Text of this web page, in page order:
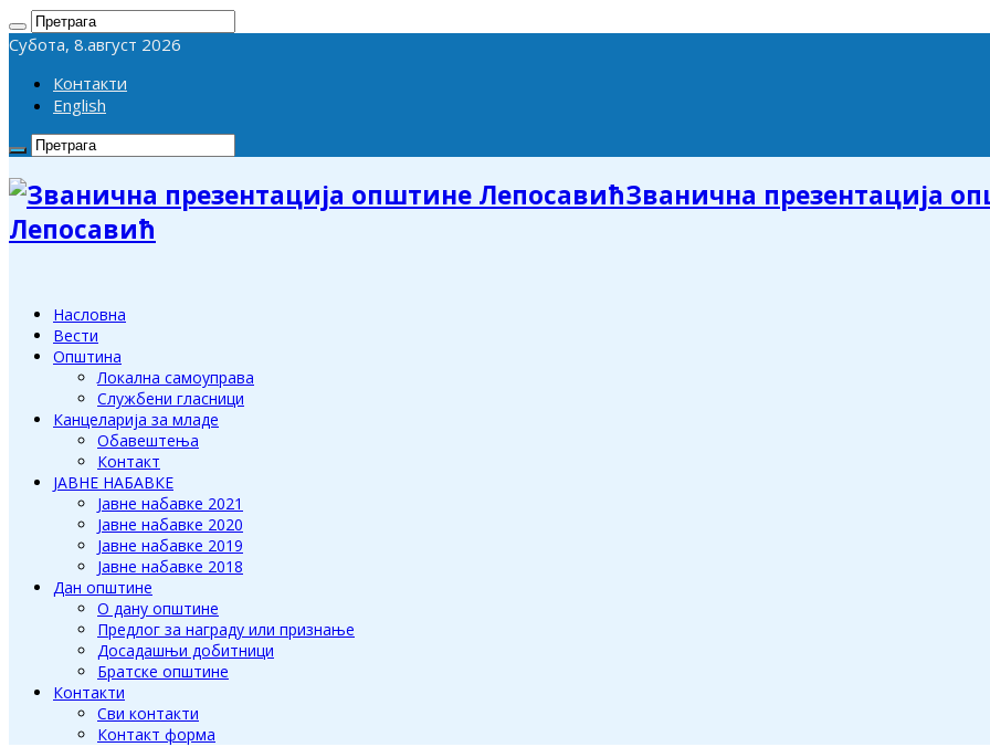
Субота, 8.август 2026
Контакти
English
Званична презентација
Лепосавић
Насловна
Вести
Општина
Локална самоуправа
Службени гласници
Канцеларија за младе
Обавештења
Контакт
ЈАВНЕ НАБАВКЕ
Јавне набавке 2021
Јавне набавке 2020
Јавне набавке 2019
Јавне набавке 2018
Дан општине
О дану општине
Предлог за награду или признање
Досадашњи добитници
Братске општине
Контакти
Сви контакти
Контакт форма